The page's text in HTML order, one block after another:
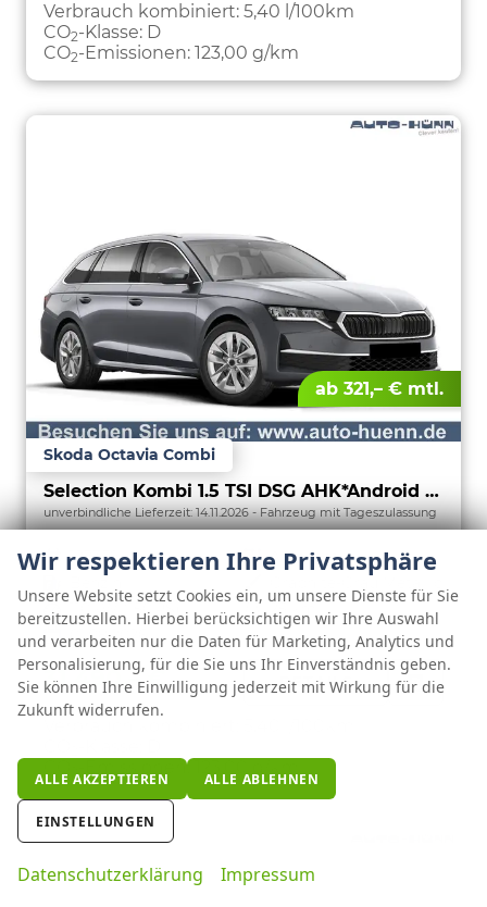
Verbrauch kombiniert: 5,40 l/100km
CO2-Klasse: D
CO2-Emissionen: 123,00 g/km
ab 321,– € mtl.
Skoda Octavia Combi
Selection Kombi 1.5 TSI DSG AHK*Android Auto*ACC*SHZ*E-Heck*Keyless*Kamera*2Z Klimaauto
unverbindliche Lieferzeit:14.11.2026 Fahrzeug mit Tageszulassung
Fahrzeugnr. 127359 Getriebe Automatik
Leistung
110 kW (150 PS) Kilometerstand
25 km
01.08.2026
31.490,– € DETAILS
2 -Emissionen:
Wir respektieren Ihre Privatsphäre
Unsere Website setzt Cookies ein, um unsere Dienste für Sie
bereitzustellen. Hierbei berücksichtigen wir Ihre Auswahl
und verarbeiten nur die Daten für Marketing, Analytics und
Personalisierung, für die Sie uns Ihr Einverständnis geben.
Sie können Ihre Einwilligung jederzeit mit Wirkung für die
Zukunft widerrufen.
ALLE AKZEPTIEREN ALLE ABLEHNEN
EINSTELLUNGEN
Datenschutzerklärung Impressum